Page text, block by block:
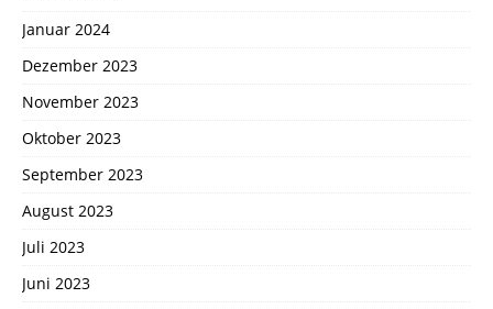
Januar 2024
Dezember 2023
November 2023
Oktober 2023
September 2023
August 2023
Juli 2023
Juni 2023